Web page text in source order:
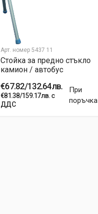
Арт. номер 5437 11
Стойка за предно стъкло
камион / автобус
€67.82/132.64лв.
€81.38/159.17лв. с
ДДС
При
поръчка